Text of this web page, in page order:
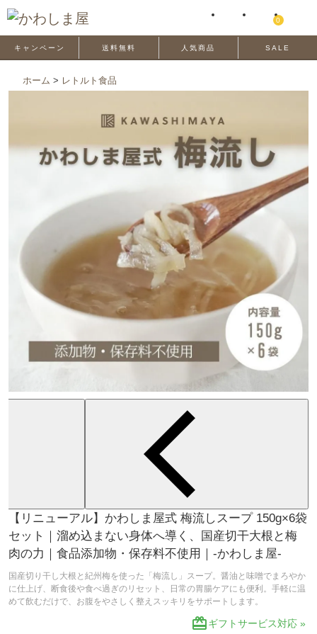
0
キャンペーン 送料無料 人気商品 SALE
ホーム > レトルト食品
【リニューアル】かわしま屋式 梅流しスープ 150g×6袋
セット｜溜め込まない身体へ導く、国産切干大根と梅
肉の力｜食品添加物・保存料不使用｜-かわしま屋-
国産切り干し大根と紀州梅を使った「梅流し」スープ。醤油と味噌でまろやか
に仕上げ、断食後や食べ過ぎのリセット、日常の胃腸ケアにも便利。手軽に温
めて飲むだけで、お腹をやさしく整えスッキリをサポートします。
redeemギフトサービス対応 »